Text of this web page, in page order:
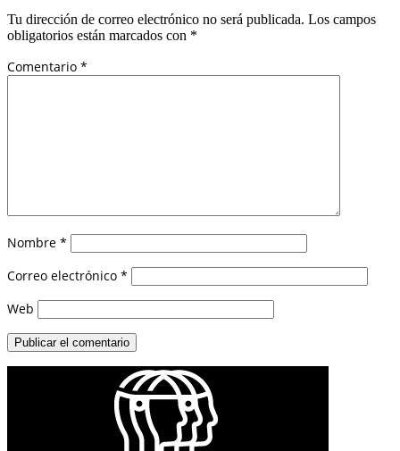
Tu dirección de correo electrónico no será publicada. Los campos
obligatorios están marcados con *
Comentario *
Nombre *
Correo electrónico *
Web